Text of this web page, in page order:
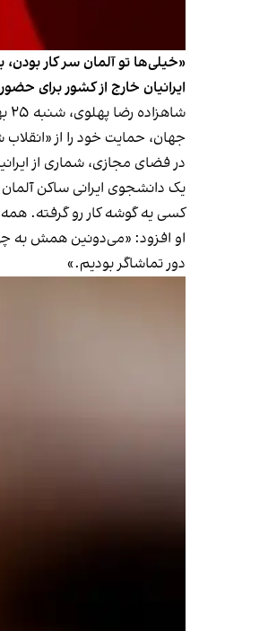
«خیلی‌ها تو آلمان سر کار
ایرانیان خارج از کشور برای
جهان، حمایت خود را از
در فضای مجازی، شماری از ایرانیان این فراخوان را در امتداد
یک دانشجوی ایرانی ساکن
کسی یه گوشه کار رو گرفته.
او افزود: «می‌دونین همش به چی
دور تماشاگر بودیم.»